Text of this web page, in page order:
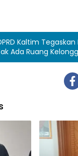
Kaltim Tegaskan
Ada Ruang